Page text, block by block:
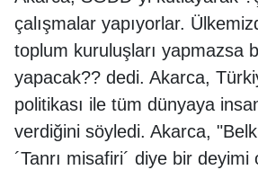
çalışmalar yapıyorlar.
toplum kuruluşları yapmazsa
yapacak?? dedi. Akarca,
politikası ile tüm dünyaya
verdiğini söyledi. Akarca,
´Tanrı misafiri´ diye bir